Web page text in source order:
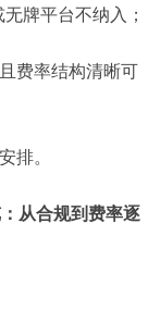
牌平台不纳入；
费率结构清晰可
排。
从合规到费率逐